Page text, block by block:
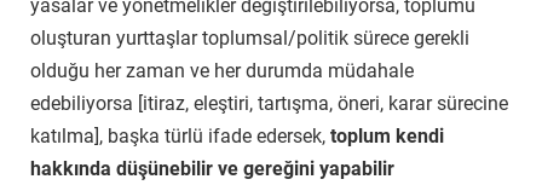
yasalar ve yönetmelikler değiştirilebiliyorsa, toplumu
oluşturan yurttaşlar toplumsal/politik sürece gerekli
olduğu her zaman ve her durumda müdahale
edebiliyorsa [itiraz, eleştiri, tartışma, öneri, karar sürecine
katılma], başka türlü ifade edersek, toplum kendi
hakkında düşünebilir ve gereğini yapabilir